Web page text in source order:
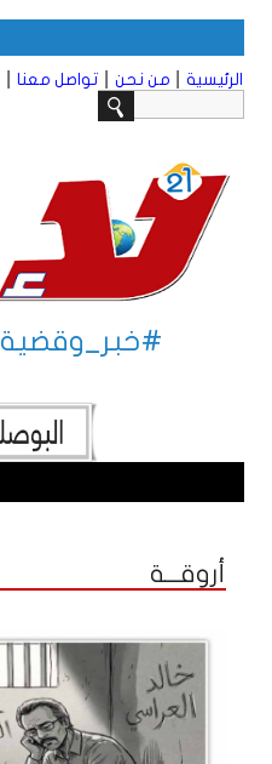
الرئيسية من نحن تواصل معنا
#خبر_وقضية
أروقـــة